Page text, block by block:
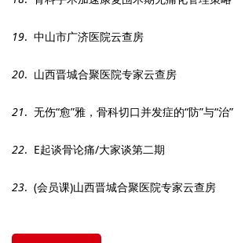
19. 中山市广济医院云查房
20. 山西晋城合聚医院专家云查房
21. 无伤“愈”雅，骨科切口并发症的“防”与“治”
22. E起谈骨论痛/大家谈第二期
23. (会员课)山西晋城合聚医院专家云查房